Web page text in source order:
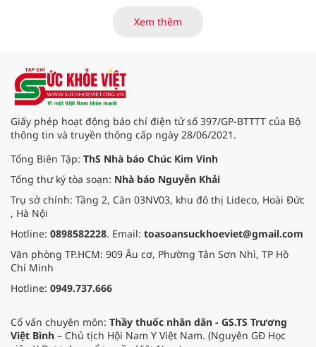
sản xuất sau khi ghi nhận nhiều
Xem thêm
Giấy phép hoạt động báo chí điện tử số 397/GP-BTTTT của Bộ
thông tin và truyền thông cấp ngày 28/06/2021.
Tổng Biên Tập: ThS Nhà báo Chúc Kim Vinh
Tổng thư ký tòa soạn: Nhà báo Nguyễn Khải
Trụ sở chính: Tầng 2, Căn 03NV03, khu đô thị Lideco, Hoài Đức
, Hà Nội
Hotline: 0898582228. Email: toasoansuckhoeviet@gmail.com
Văn phòng TP.HCM: 909 Âu cơ, Phường Tân Sơn Nhì, TP Hồ
Chí Minh
Hotline: 0949.737.666
Cố vấn chuyên môn: Thầy thuốc nhân dân - GS.TS Trương
Việt Bình – Chủ tịch Hội Nam Y Việt Nam. (Nguyên GĐ Học